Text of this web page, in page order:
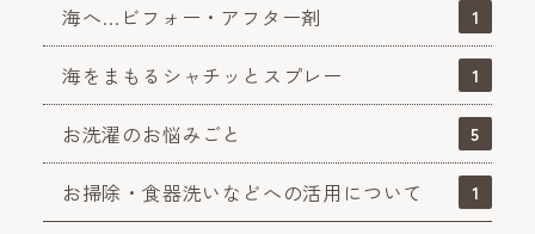
海へ…ビフォー・アフター剤 1
海をまもるシャチッとスプレー 1
お洗濯のお悩みごと 5
お掃除・食器洗いなどへの活用について 1